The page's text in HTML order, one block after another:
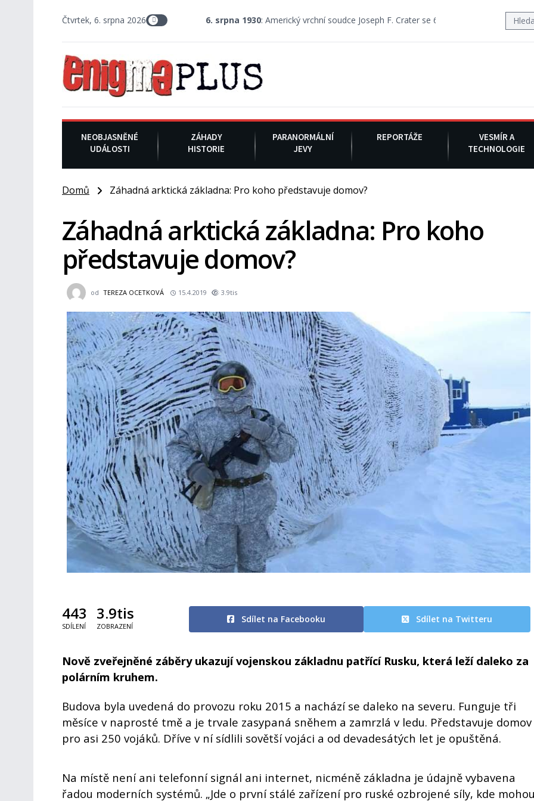
Čtvrtek, 6. srpna 2026 6. srpna 1930 : Americký vrchní soudce Joseph F. Crater se 6. srpna 1930 navečeří ve své
NEOBJASNĚNÉ
UDÁLOSTI
ZÁHADY
HISTORIE
PARANORMÁLNÍ
JEVY
REPORTÁŽE
VESMÍR A
TECHNOLOGIE
Domů Záhadná arktická základna: Pro koho představuje domov?
Záhadná arktická základna: Pro koho
představuje domov?
od TEREZA OCETKOVÁ 15.4.2019 3.9tis
443
SDÍLENÍ
3.9tis
ZOBRAZENÍ
Sdílet na Facebooku Sdílet na Twitteru
Nově zveřejněné záběry ukazují vojenskou základnu patřící Rusku, která leží daleko za
polárním kruhem.
Budova byla uvedená do provozu roku 2015 a nachází se daleko na severu. Funguje tři
měsíce v naprosté tmě a je trvale zasypaná sněhem a zamrzlá v ledu. Představuje domov
pro asi 250 vojáků. Dříve v ní sídlili sovětší vojáci a od devadesátých let je opuštěná.
Na místě není ani telefonní signál ani internet, nicméně základna je údajně vybavena
řadou moderních systémů. „Jde o první stálé zařízení pro ruské ozbrojené síly, kde